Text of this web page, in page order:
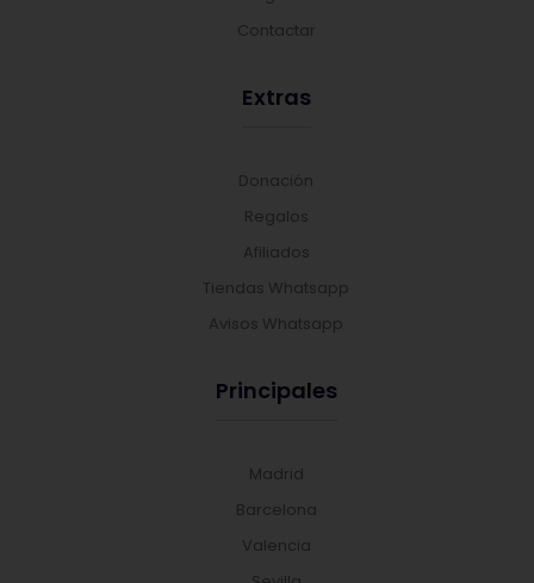
Contactar
Extras
Donación
Regalos
Afiliados
Tiendas Whatsapp
Avisos Whatsapp
Principales
Madrid
Barcelona
Valencia